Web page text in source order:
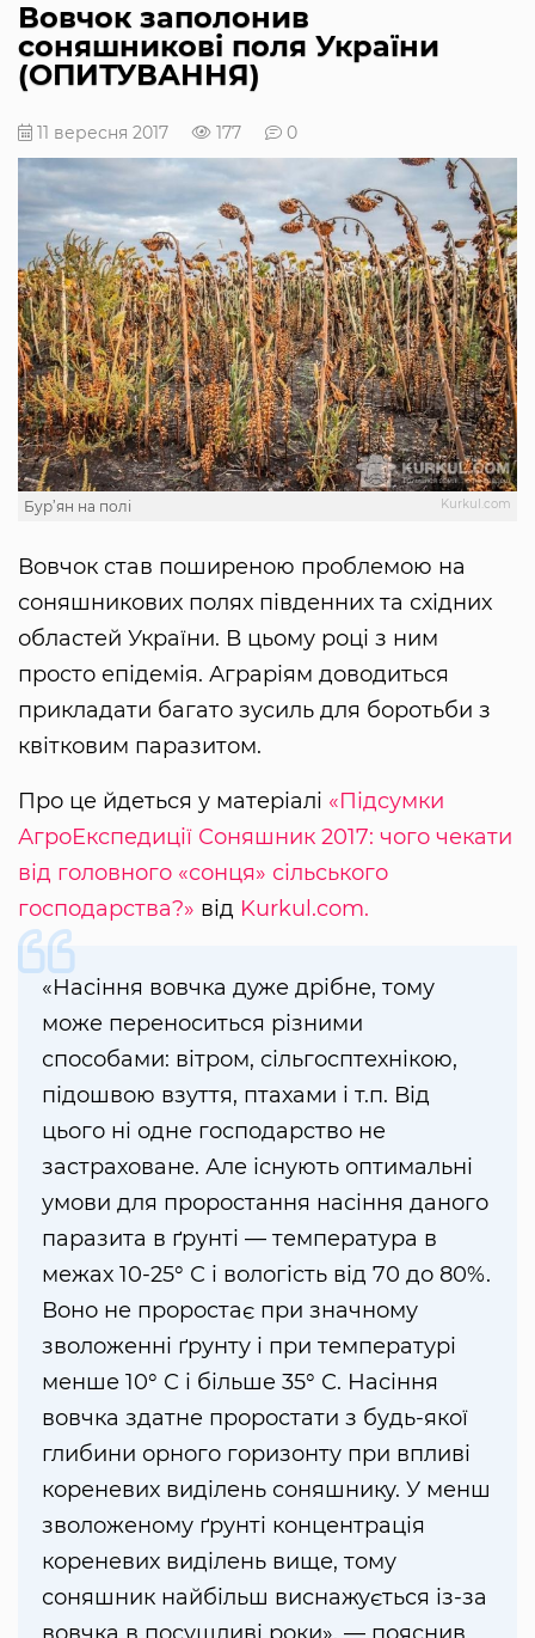
Вовчок заполонив
соняшникові поля України
(ОПИТУВАННЯ)
11 вересня 2017 177 0
Kurkul.com
Бур’ян на полі
Вовчок став поширеною проблемою на
соняшникових полях південних та східних
областей України. В цьому році з ним
просто епідемія. Аграріям доводиться
прикладати багато зусиль для боротьби з
квітковим паразитом.
Про це йдеться у матеріалі «Підсумки
АгроЕкспедиції Соняшник 2017: чого чекати
від головного «сонця» сільського
господарства?» від Kurkul.com.
«Насіння вовчка дуже дрібне, тому
може переноситься різними
способами: вітром, сільгосптехнікою,
підошвою взуття, птахами і т.п. Від
цього ні одне господарство не
застраховане. Але існують оптимальні
умови для проростання насіння даного
паразита в ґрунті — температура в
межах 10-25° С і вологість від 70 до 80%.
Воно не проростає при значному
зволоженні ґрунту і при температурі
менше 10° С і більше 35° С. Насіння
вовчка здатне проростати з будь-якої
глибини орного горизонту при впливі
кореневих виділень соняшнику. У менш
зволоженому ґрунті концентрація
кореневих виділень вище, тому
соняшник найбільш виснажується із-за
вовчка в посушливі роки», — пояснив